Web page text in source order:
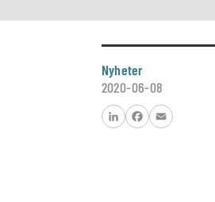
Nyheter
2020-06-08
FacebookEmail